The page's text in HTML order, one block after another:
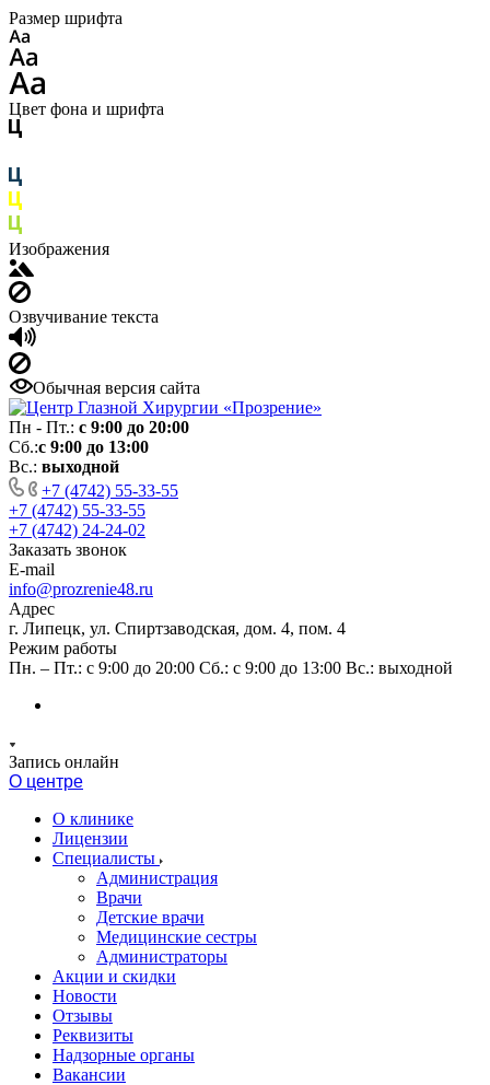
Размер шрифта
Цвет фона и шрифта
Изображения
Озвучивание текста
Обычная версия сайта
Пн - Пт.: с 9:00 до 20:00
Сб.:с 9:00 до 13:00
Вс.: выходной
+7 (4742) 55-33-55
+7 (4742) 55-33-55
+7 (4742) 24-24-02
Заказать звонок
E-mail
info@prozrenie48.ru
Адрес
г. Липецк, ул. Спиртзаводская, дом. 4, пом. 4
Режим работы
Пн. – Пт.: с 9:00 до 20:00 Сб.: с 9:00 до 13:00 Вс.: выходной
Запись онлайн
О центре
О клинике
Лицензии
Специалисты
Администрация
Врачи
Детские врачи
Медицинские сестры
Администраторы
Акции и скидки
Новости
Отзывы
Реквизиты
Надзорные органы
Вакансии